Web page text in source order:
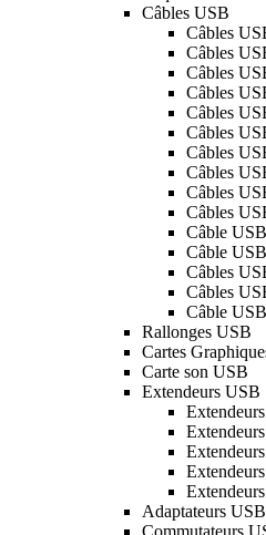
Câbles USB
Câbles
Câbles
Câbles
Câbles
Câbles
Câbles
Câbles
Câbles
Câbles
Câbles
Câble
Câble
Câbles
Câbles
Câble
Rallonges USB
Cartes
Carte son USB
Extendeurs USB
Adaptateurs USB
Commutateurs